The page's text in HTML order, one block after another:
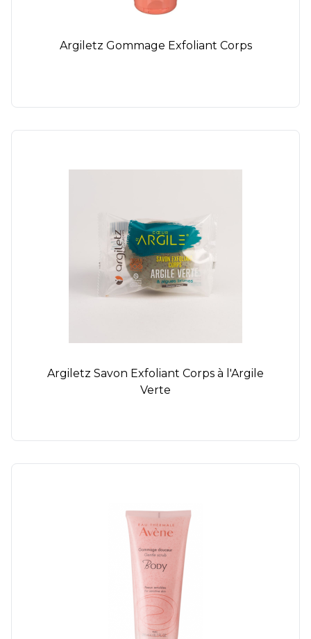
Argiletz Gommage Exfoliant Corps
Argiletz Savon Exfoliant Corps à l'Argile
Verte